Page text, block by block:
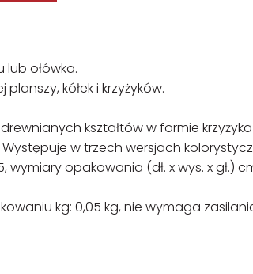
ołówka.
kółek i krzyżyków.
kształtów w formie
w trzech wersjach
wymiary opakowania (dł. x wys. x gł.)
kg: 0,05 kg, nie wymaga